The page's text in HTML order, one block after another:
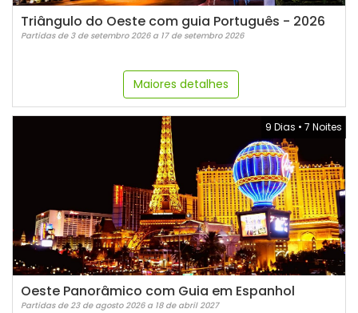
Triângulo do Oeste com guia Português - 2026
Partidas de 3 de setembro 2026 a 17 de setembro 2026
Maiores detalhes
9 Dias • 7 Noites
Oeste Panorâmico com Guia em Espanhol
Partidas de 23 de agosto 2026 a 18 de abril 2027